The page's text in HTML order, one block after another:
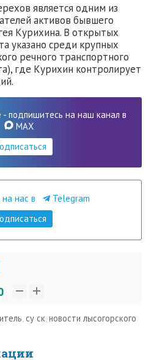
является одним из
активов бывшего
Курихина. В открытых
указано среди крупных
речного транспортного
где Курихин контролирует
- подпишитесь на наш канал в
MAX
нас в
Telegram
, су ск,новости лысогорского